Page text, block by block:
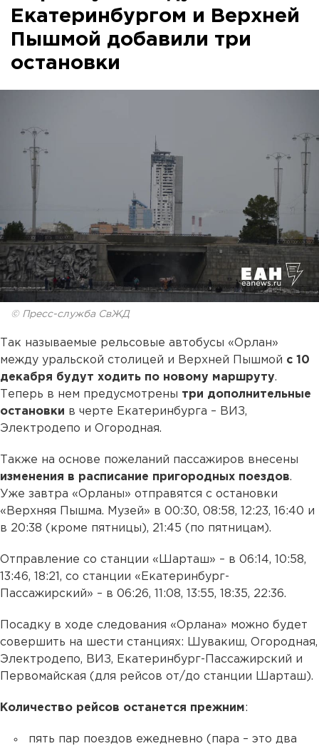
Екатеринбургом и Верхней
Пышмой добавили три
остановки
© Пресс-служба СвЖД
Так называемые рельсовые автобусы «Орлан»
между уральской столицей и Верхней Пышмой с 10
декабря будут ходить по новому маршруту.
Теперь в нем предусмотрены три дополнительные
остановки в черте Екатеринбурга – ВИЗ,
Электродепо и Огородная.
Также на основе пожеланий пассажиров внесены
изменения в расписание пригородных поездов.
Уже завтра «Орланы» отправятся с остановки
«Верхняя Пышма. Музей» в 00:30, 08:58, 12:23, 16:40 и
в 20:38 (кроме пятницы), 21:45 (по пятницам).
Отправление со станции «Шарташ» – в 06:14, 10:58,
13:46, 18:21, со станции «Екатеринбург-
Пассажирский» – в 06:26, 11:08, 13:55, 18:35, 22:36.
Посадку в ходе следования «Орлана» можно будет
совершить на шести станциях: Шувакиш, Огородная,
Электродепо, ВИЗ, Екатеринбург-Пассажирский и
Первомайская (для рейсов от/до станции Шарташ).
Количество рейсов останется прежним:
пять пар поездов ежедневно (пара – это два